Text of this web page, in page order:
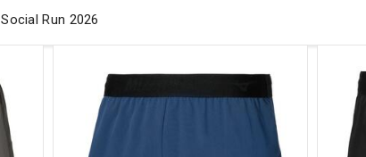
Social Run 2026